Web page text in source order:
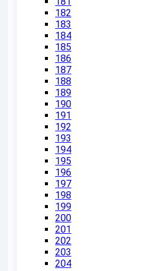
182
183
184
185
186
187
188
189
190
191
192
193
194
195
196
197
198
199
200
201
202
203
204